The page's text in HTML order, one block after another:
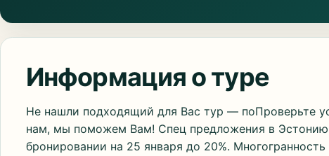
Информация о туре
Не нашли подходящий для Вас тур — поПроверьте
нам, мы поможем Вам! Спец предложения в
бронировании на 25 января до 20%.